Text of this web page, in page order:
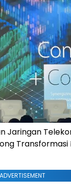
Jaringan
Transformasi
ADVERTISEMENT